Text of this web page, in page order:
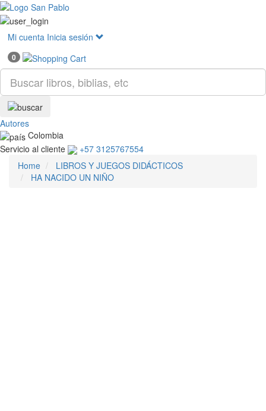
Mi cuenta Inicia sesión
0
Autores
Colombia
Servicio al cliente
+57 3125767554
Home
LIBROS Y JUEGOS DIDÁCTICOS
HA NACIDO UN NIÑO